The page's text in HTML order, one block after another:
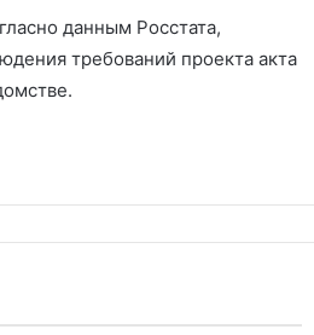
данным Росстата,
требований проекта акта